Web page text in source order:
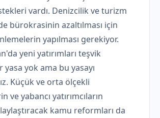
vardı. Denizcilik ve turizm
bürokrasinin azaltılması için
yapılması gerekiyor.
yeni yatırımları teşvik
yasa yok ama bu yasayı
Küçük ve orta ölçekli
ve yabancı yatırımcıların
kamu reformları da